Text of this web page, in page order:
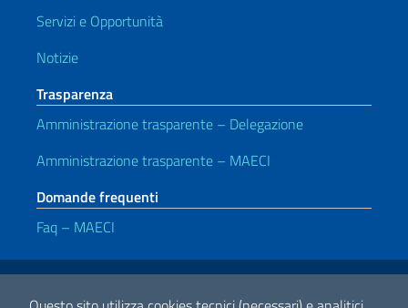
Servizi e Opportunità
Notizie
Trasparenza
Amministrazione trasparente – Delegazione
Amministrazione trasparente – MAECI
Domande frequenti
Faq – MAECI
Link Utili